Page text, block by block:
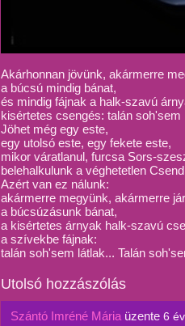
Akárhonnan jövünk, akármerre
a búcsú mindig bánat,
és mindig fájnak a halk-szavú
kisértetes csengés: talán soh'sem
Jöhet még egy este,
egy utolsó este, egy fekete este,
mikor váratlanul, furcsa Sors-
belehalkulunk a véghetetlen
Azért van ez nálunk:
akármerre megyünk, akármerre
a búcsúzásunk bánat,
a kisértetes árnyak halk-szavú
a szívekbe fájnak:
talán soh'sem látlak... Talán
Utolsó hozzászólás
Szántó Imréné Mária üzente 6